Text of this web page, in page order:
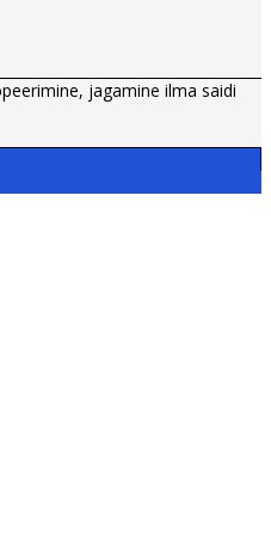
jagamine ilma saidi